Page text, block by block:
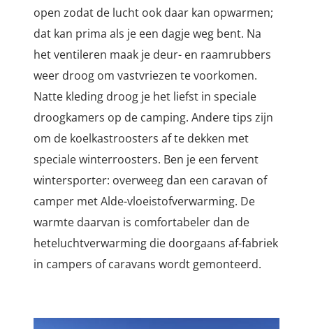
open zodat de lucht ook daar kan opwarmen;
dat kan prima als je een dagje weg bent. Na
het ventileren maak je deur- en raamrubbers
weer droog om vastvriezen te voorkomen.
Natte kleding droog je het liefst in speciale
droogkamers op de camping. Andere tips zijn
om de koelkastroosters af te dekken met
speciale winterroosters. Ben je een fervent
wintersporter: overweeg dan een caravan of
camper met Alde-vloeistofverwarming. De
warmte daarvan is comfortabeler dan de
heteluchtverwarming die doorgaans af-fabriek
in campers of caravans wordt gemonteerd.